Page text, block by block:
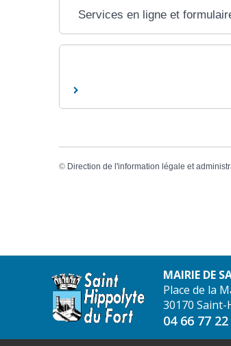
Services en ligne et
© Direction de l'information légale et
MAIRIE DE
Place de la
30170
04 66 77